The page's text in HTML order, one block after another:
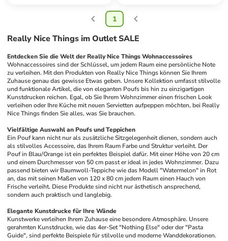
1
Really Nice Things im Outlet SALE
Entdecken Sie die Welt der Really Nice Things Wohnaccessoires
Wohnaccessoires sind der Schlüssel, um jedem Raum eine persönliche Note
zu verleihen. Mit den Produkten von Really Nice Things können Sie Ihrem
Zuhause genau das gewisse Etwas geben. Unsere Kollektion umfasst stilvolle
und funktionale Artikel, die von eleganten Poufs bis hin zu einzigartigen
Kunstdrucken reichen. Egal, ob Sie Ihrem Wohnzimmer einen frischen Look
verleihen oder Ihre Küche mit neuen Servietten aufpeppen möchten, bei Really
Nice Things finden Sie alles, was Sie brauchen.
Vielfältige Auswahl an Poufs und Teppichen
Ein Pouf kann nicht nur als zusätzliche Sitzgelegenheit dienen, sondern auch
als stilvolles Accessoire, das Ihrem Raum Farbe und Struktur verleiht. Der
Pouf in Blau/Orange ist ein perfektes Beispiel dafür. Mit einer Höhe von 20 cm
und einem Durchmesser von 50 cm passt er ideal in jedes Wohnzimmer. Dazu
passend bieten wir Baumwoll-Teppiche wie das Modell "Watermelon" in Rot
an, das mit seinen Maßen von 120 x 80 cm jedem Raum einen Hauch von
Frische verleiht. Diese Produkte sind nicht nur ästhetisch ansprechend,
sondern auch praktisch und langlebig.
Elegante Kunstdrucke für Ihre Wände
Kunstwerke verleihen Ihrem Zuhause eine besondere Atmosphäre. Unsere
gerahmten Kunstdrucke, wie das 4er-Set "Nothing Else" oder der "Pasta
Guide", sind perfekte Beispiele für stilvolle und moderne Wanddekorationen.